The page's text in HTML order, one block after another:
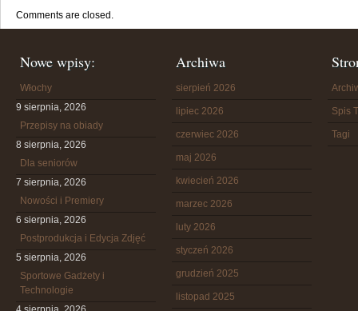
Comments are closed.
Nowe wpisy:
Włochy
9 sierpnia, 2026
Przepisy na obiady
8 sierpnia, 2026
Dla seniorów
7 sierpnia, 2026
Nowości i Premiery
6 sierpnia, 2026
Postprodukcja i Edycja Zdjęć
5 sierpnia, 2026
Sportowe Gadżety i
Technologie
Archiwa
sierpień 2026
lipiec 2026
czerwiec 2026
maj 2026
kwiecień 2026
marzec 2026
luty 2026
styczeń 2026
grudzień 2025
listopad 2025
Spis
Tagi